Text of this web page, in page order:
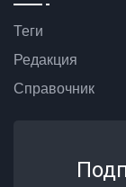
Теги
Редакция
Справочник